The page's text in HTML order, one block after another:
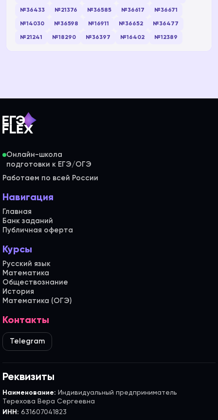
№36433 №21376 №36585 №36617 №36671
№14030 №36598 №16911 №36652 №36477
№21241 №18290 №36397 №16402 №12389
Онлайн-школа
Работаем по всей России
Навигация
Главная
Банк заданий
Публичная оферта
Курсы
Русский язык
Математика
Обществознание
История
Математика (ОГЭ)
Контакты
Telegram
Реквизиты
Наименование: Индивидуальный предприниматель
Терехова Вера Сергеевна
ИНН: 631607041823